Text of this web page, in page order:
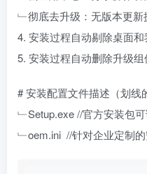
﹂彻底去升级：无版本更
4. 安装过程自动剔除桌面
5. 安装过程自动删除升级
# 安装配置文件描述（划线
﹂Setup.exe //官方安装包
﹂oem.ini //针对企业定制